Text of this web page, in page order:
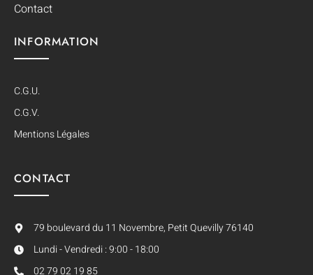
Contact
INFORMATION
C.G.U.
C.G.V.
Mentions Légales
CONTACT
79 boulevard du 11 Novembre, Petit Quevilly 76140
Lundi - Vendredi : 9:00 - 18:00
02 79 02 19 85